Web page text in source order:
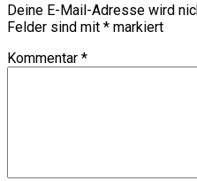
Deine E-Mail-Adresse wird
Felder sind mit * markiert
Kommentar *